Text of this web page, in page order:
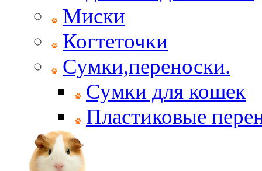
Миски
Когтеточки
Сумки,переноски.
Сумки для кошек
Пластиковые